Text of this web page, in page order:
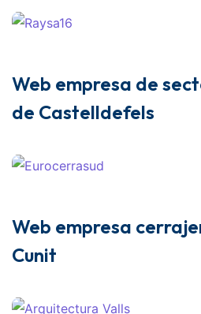
Web empresa de
de Castelldefels
Web empresa
Cunit